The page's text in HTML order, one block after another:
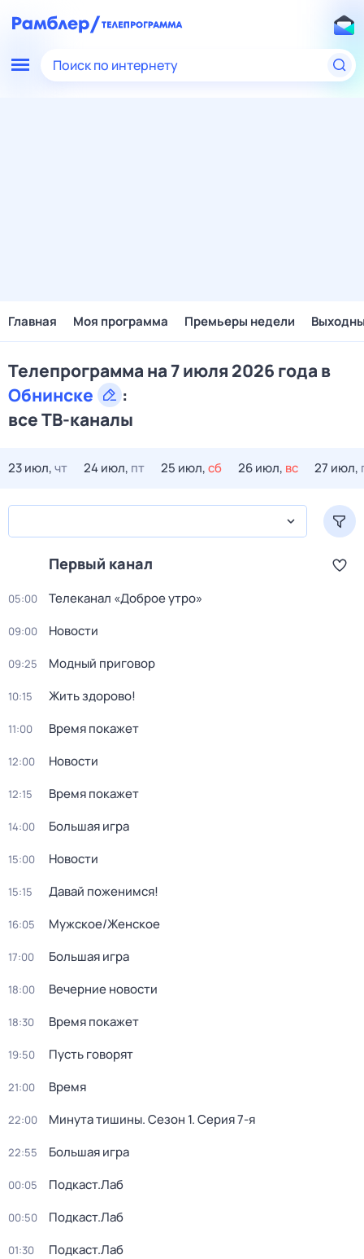
Поиск по интернету
Главная Моя программа Премьеры недели
Телепрограмма на 7 июля 2026 года в
Обнинске
:
все ТВ-каналы
23 июл,чт 24 июл, пт 25 июл,сб 26 июл, вс 27 июл,
Первый канал
05:00 Телеканал «Доброе утро»
09:00 Новости
09:25 Модный приговор
10:15 Жить здорово!
11:00 Время покажет
12:00 Новости
12:15 Время покажет
14:00 Большая игра
15:00 Новости
15:15 Давай поженимся!
16:05 Мужское/Женское
17:00 Большая игра
18:00 Вечерние новости
18:30 Время покажет
19:50 Пусть говорят
21:00 Время
22:00 Минута тишины. Сезон 1. Серия 7-я
22:55 Большая игра
00:05 Подкаст.Лаб
00:50 Подкаст.Лаб
01:30 Подкаст.Лаб